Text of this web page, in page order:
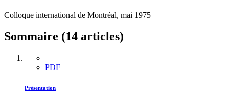
Colloque international de Montréal, mai 1975
Sommaire (14 articles)
PDF
Présentation